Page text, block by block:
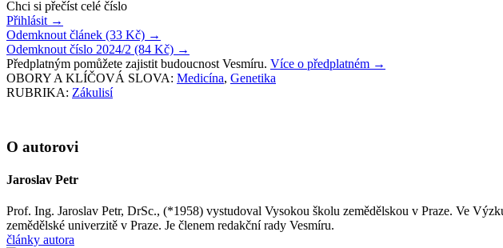
Chci si přečíst celé číslo
Přihlásit →
Odemknout článek (33 Kč) →
Odemknout číslo 2024/2 (84 Kč) →
Předplatným pomůžete zajistit budoucnost Vesmíru. Více o předplatném →
OBORY A KLÍČOVÁ SLOVA: Medicína, Genetika
RUBRIKA: Zákulisí
O autorovi
Jaroslav Petr
Prof. Ing. Jaroslav Petr, DrSc., (*1958) vystudoval Vysokou školu zemědělskou v Praze. Ve
zemědělské univerzitě v Praze. Je členem redakční rady Vesmíru.
články autora